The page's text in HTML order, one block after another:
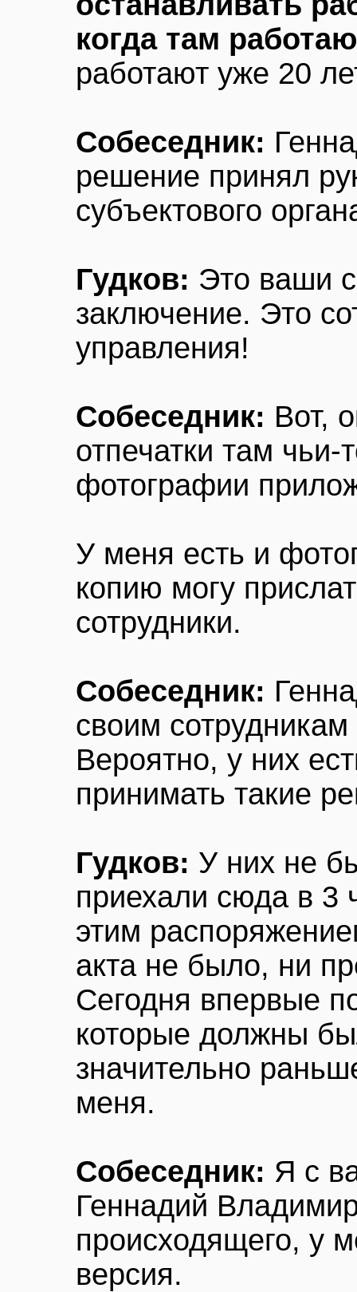
когда там
работают уже 20
Собеседник:
решение принял
субъектового
Гудков: Это ваши
заключение. Это
управления!
Собеседник: Вот,
отпечатки там
фотографии
У меня есть и
копию могу
сотрудники.
Собеседник:
своим
Вероятно, у них
принимать такие
Гудков: У них не
приехали сюда в 3
этим
акта не было, ни
Сегодня впервые
которые должны
значительно
меня.
Собеседник: Я с
Геннадий
происходящего, у
версия.